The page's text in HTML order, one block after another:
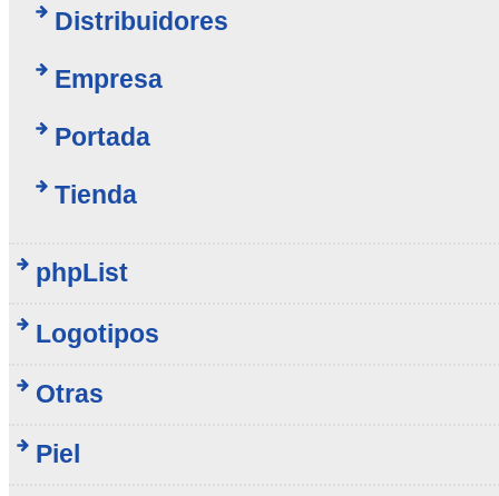
Distribuidores
Empresa
Portada
Tienda
phpList
Logotipos
Otras
Piel